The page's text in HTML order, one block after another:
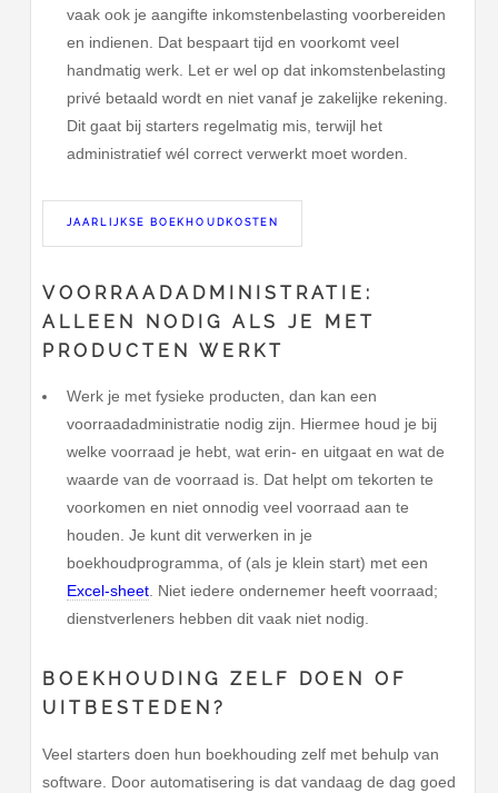
vaak ook je aangifte inkomstenbelasting voorbereiden
en indienen. Dat bespaart tijd en voorkomt veel
handmatig werk. Let er wel op dat inkomstenbelasting
privé betaald wordt en niet vanaf je zakelijke rekening.
Dit gaat bij starters regelmatig mis, terwijl het
administratief wél correct verwerkt moet worden.
JAARLIJKSE BOEKHOUDKOSTEN
VOORRAADADMINISTRATIE:
ALLEEN NODIG ALS JE MET
PRODUCTEN WERKT
Werk je met fysieke producten, dan kan een
voorraadadministratie nodig zijn. Hiermee houd je bij
welke voorraad je hebt, wat erin- en uitgaat en wat de
waarde van de voorraad is. Dat helpt om tekorten te
voorkomen en niet onnodig veel voorraad aan te
houden. Je kunt dit verwerken in je
boekhoudprogramma, of (als je klein start) met een
Excel-sheet. Niet iedere ondernemer heeft voorraad;
dienstverleners hebben dit vaak niet nodig.
BOEKHOUDING ZELF DOEN OF
UITBESTEDEN?
Veel starters doen hun boekhouding zelf met behulp van
software. Door automatisering is dat vandaag de dag goed